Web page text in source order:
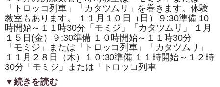
「トロッコ列車」「カタツムリ」を巻きます。体験
教室もあります。 １１月１０日（日）９:30準備 10
時開始～１１時30分「モミジ」「カタツムリ」 １月
１５日(金）９:30準備 １０時開始～１１時30分
「モミジ」または「トロッコ列車」「カタツムリ」
１１月２８日（木）１０:30準備 １１時開始～１２時
30分「モミジ」または「トロッコ列車
▼続きを読む